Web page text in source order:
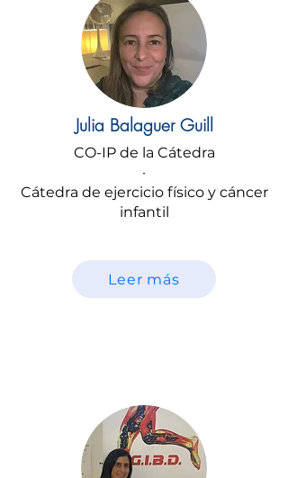
Julia Balaguer Guill
CO-IP de la Cátedra
·
Cátedra de ejercicio físico y cáncer
infantil
Leer más